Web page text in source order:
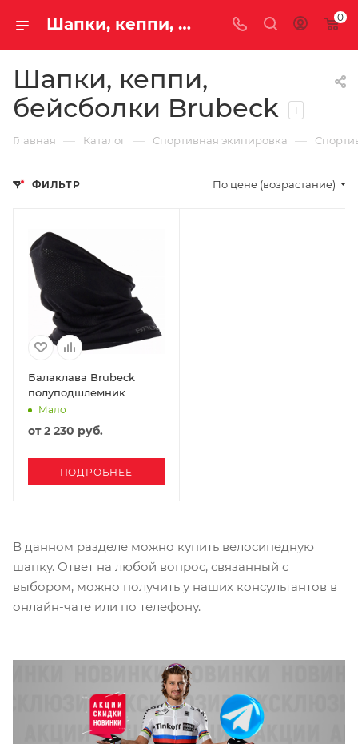
Шапки, кеппи, бейсболки Brubeck 0
Шапки, кеппи,
бейсболки Brubeck
1
Главная — Каталог — Спортивная экипировка —
ФИЛЬТР По цене (возрастание)
Балаклава Brubeck
полуподшлемник
Мало
от2 230 руб.
ПОДРОБНЕЕ
В данном разделе можно купить велосипедную
шапку. Ответ на любой вопрос, связанный с
выбором, можно получить у наших консультантов в
онлайн-чате или по телефону.